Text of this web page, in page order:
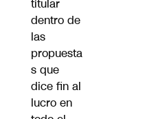
titular
dentro de
las
propuesta
s que
dice fin al
lucro en